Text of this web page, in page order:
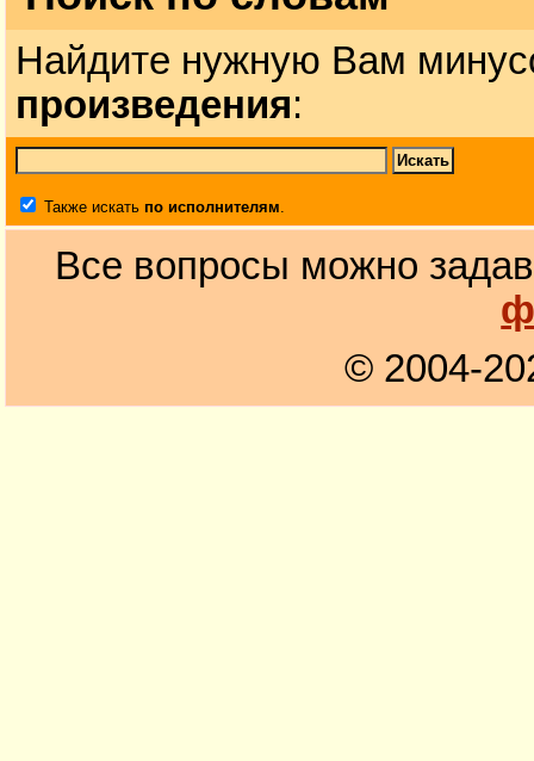
Найдите нужную Вам
произведения:
Также искать по исполнителям.
Все вопросы можно
© 2004-